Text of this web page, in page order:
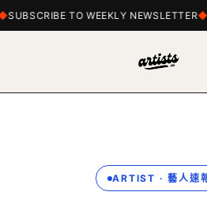
TO WEEKLY NEWSLETTER
ARTIST · 藝人速